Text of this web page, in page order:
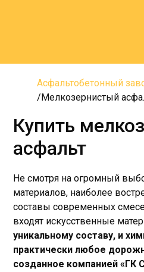
Асфальтобетонный
Мелкозернистый
Купить
асфальт
Не смотря на огромный
материалов, наиболее
составы современных
входят искусственные
уникальному составу, и
практически любое
созданное компанией